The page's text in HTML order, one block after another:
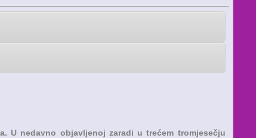
U nedavno objavljenoj zaradi u trećem tromjesečju